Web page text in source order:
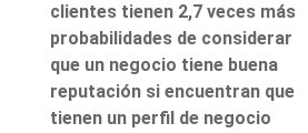
clientes tienen 2,7 veces más
probabilidades de considerar
que un negocio tiene buena
reputación si encuentran que
tienen un perfil de negocio